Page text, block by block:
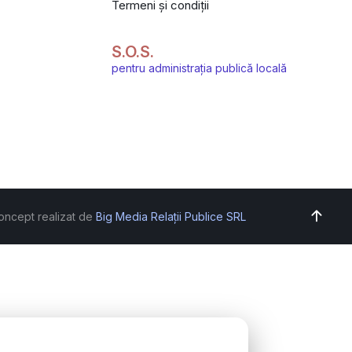
Termeni și condiții
S.O.S.
pentru administrația publică locală
realizat de Big Media Relații Publice SRL